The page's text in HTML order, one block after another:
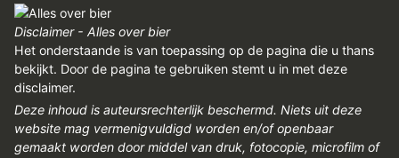
Disclaimer - Alles over bier
Het onderstaande is van toepassing op de pagina die u thans
bekijkt. Door de pagina te gebruiken stemt u in met deze
disclaimer.
Deze inhoud is auteursrechterlijk beschermd. Niets uit deze
website mag vermenigvuldigd worden en/of openbaar
gemaakt worden door middel van druk, fotocopie, microfilm of